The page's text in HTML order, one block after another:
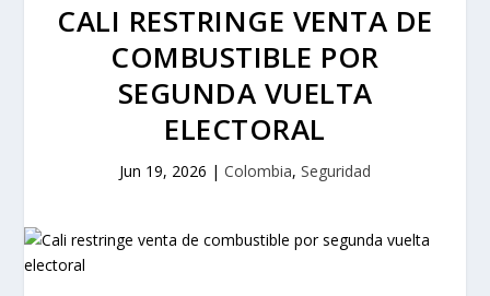
CALI RESTRINGE VENTA DE
COMBUSTIBLE POR
SEGUNDA VUELTA
ELECTORAL
Jun 19, 2026 | Colombia, Seguridad